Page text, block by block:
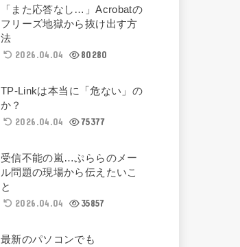
「また応答なし…」Acrobatの
フリーズ地獄から抜け出す方
法
2026.04.04
80280
TP-Linkは本当に「危ない」の
か？
2026.04.04
75377
受信不能の嵐…ぷららのメー
ル問題の現場から伝えたいこ
と
2026.04.04
35857
最新のパソコンでも